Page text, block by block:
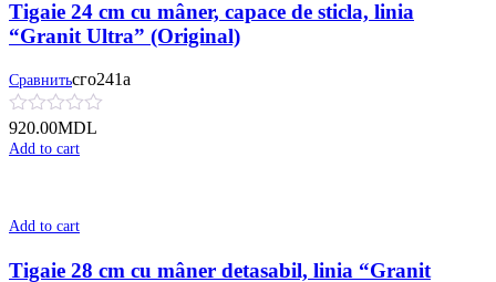
Tigaie 24 cm cu mâner, сapace de sticla, linia
“Granit Ultra” (Original)
Сравнитьсго241а
920.00MDL
Add to cart
Add to cart
Tigaie 28 cm cu mâner detasabil, linia “Granit